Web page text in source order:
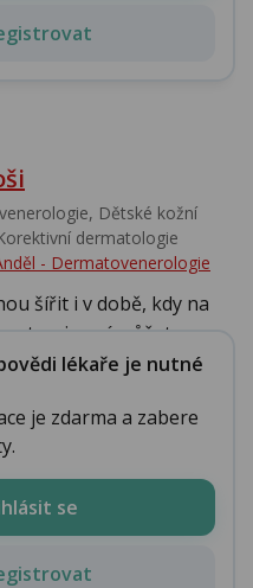
Dětské kožní
dermatologie
- Dermatovenerologie
šířit i v době, kdy na
tzn. i nyní můžete ...
lékaře je nutné
je zdarma a zabere
se